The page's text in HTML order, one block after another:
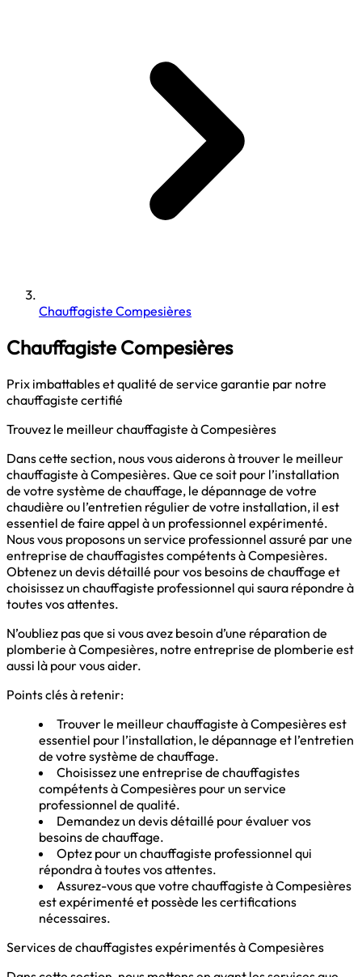
Chauffagiste Compesières
Chauffagiste Compesières
Prix imbattables et qualité de service garantie par notre
chauffagiste certifié
Trouvez le meilleur chauffagiste à Compesières
Dans cette section, nous vous aiderons à trouver le meilleur
chauffagiste à Compesières. Que ce soit pour l’installation
de votre système de chauffage, le dépannage de votre
chaudière ou l’entretien régulier de votre installation, il est
essentiel de faire appel à un professionnel expérimenté.
Nous vous proposons un service professionnel assuré par une
entreprise de chauffagistes compétents à Compesières.
Obtenez un devis détaillé pour vos besoins de chauffage et
choisissez un chauffagiste professionnel qui saura répondre à
toutes vos attentes.
N’oubliez pas que si vous avez besoin d’une réparation de
plomberie à Compesières, notre entreprise de plomberie est
aussi là pour vous aider.
Points clés à retenir:
Trouver le meilleur chauffagiste à Compesières est
essentiel pour l’installation, le dépannage et l’entretien
de votre système de chauffage.
Choisissez une entreprise de chauffagistes
compétents à Compesières pour un service
professionnel de qualité.
Demandez un devis détaillé pour évaluer vos
besoins de chauffage.
Optez pour un chauffagiste professionnel qui
répondra à toutes vos attentes.
Assurez-vous que votre chauffagiste à Compesières
est expérimenté et possède les certifications
nécessaires.
Services de chauffagistes expérimentés à Compesières